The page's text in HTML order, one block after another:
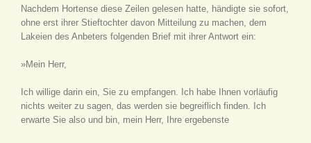
Nachdem Hortense diese Zeilen gelesen hatte, händigte sie sofort,
ohne erst ihrer Stieftochter davon Mitteilung zu machen, dem
Lakeien des Anbeters folgenden Brief mit ihrer Antwort ein:
»Mein Herr,
Ich willige darin ein, Sie zu empfangen. Ich habe Ihnen vorläufig
nichts weiter zu sagen, das werden sie begreiflich finden. Ich
erwarte Sie also und bin, mein Herr, Ihre ergebenste